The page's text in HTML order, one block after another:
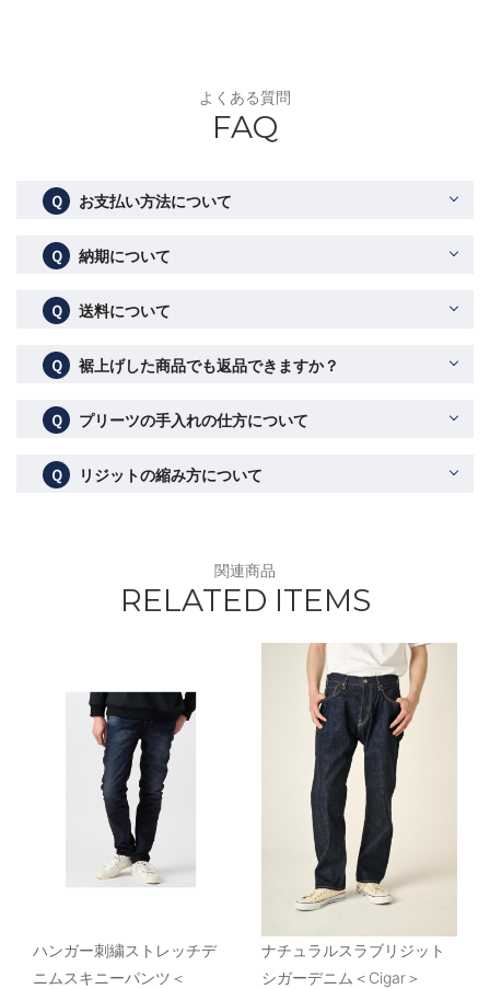
よくある質問
FAQ
Ｑ お支払い方法について
Ｑ 納期について
Ｑ 送料について
Ｑ 裾上げした商品でも返品できますか？
Ｑ プリーツの手入れの仕方について
Ｑ リジットの縮み方について
関連商品
RELATED ITEMS
ハンガー刺繍ストレッチデ
ニムスキニーパンツ＜
ナチュラルスラブリジット
シガーデニム＜Cigar＞